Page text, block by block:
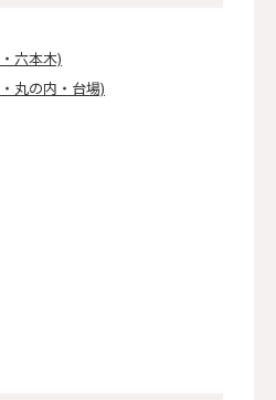
六本木)
丸の内・台場)